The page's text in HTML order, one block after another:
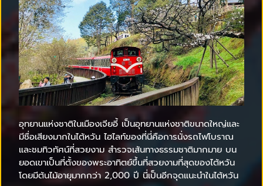
อุทยานแห่งชาติในเมืองเจียอี้ เป็นอุทยานแห่งชาติขนาดใหญ่และ
มีชื่อเสียงมากในไต้หวัน ไฮไลท์ของที่นี่คือการนั่งรถไฟโบราณ
และชมทิวทัศน์ที่สวยงาม สำรวจเส้นทางธรรมชาติมากมาย บน
ยอดเขาเป็นที่ตั้งของพระอาทิตย์ขึ้นที่สวยงามที่สุดของไต้หวัน
โดยมีต้นไม้อายุมากกว่า 2,000 ปี นี่เป็นอีกจุดแนะนำในไต้หวัน